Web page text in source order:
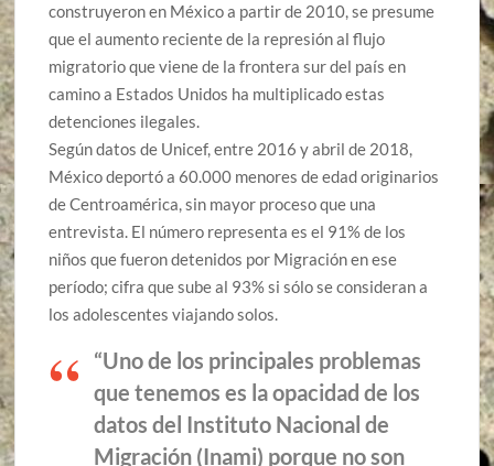
construyeron en México a partir de 2010, se presume
que el aumento reciente de la represión al flujo
migratorio que viene de la frontera sur del país en
camino a Estados Unidos ha multiplicado estas
detenciones ilegales.
Según datos de Unicef, entre 2016 y abril de 2018,
México deportó a 60.000 menores de edad originarios
de Centroamérica, sin mayor proceso que una
entrevista. El número representa es el 91% de los
niños que fueron detenidos por Migración en ese
período; cifra que sube al 93% si sólo se consideran a
los adolescentes viajando solos.
“Uno de los principales problemas
que tenemos es la opacidad de los
datos del Instituto Nacional de
Migración (Inami) porque no son